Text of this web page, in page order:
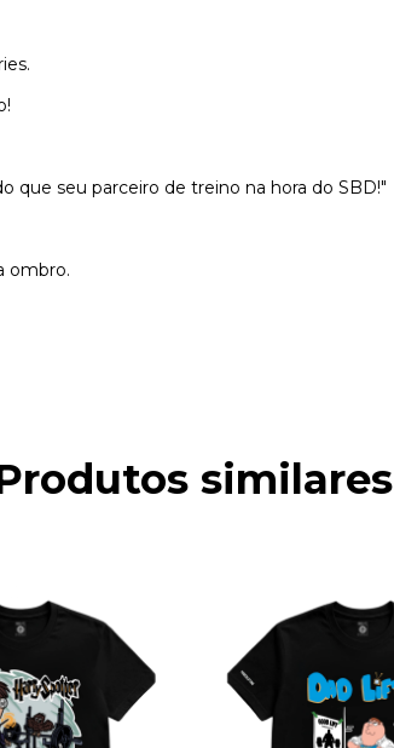
que seu parceiro de treino na hora do SBD!"
ombro.
similares